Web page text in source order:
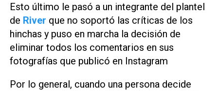
Esto último le pasó a un integrante del plantel
de River que no soportó las críticas de los
hinchas y puso en marcha la decisión de
eliminar todos los comentarios en sus
fotografías que publicó en Instagram
Por lo general, cuando una persona decide